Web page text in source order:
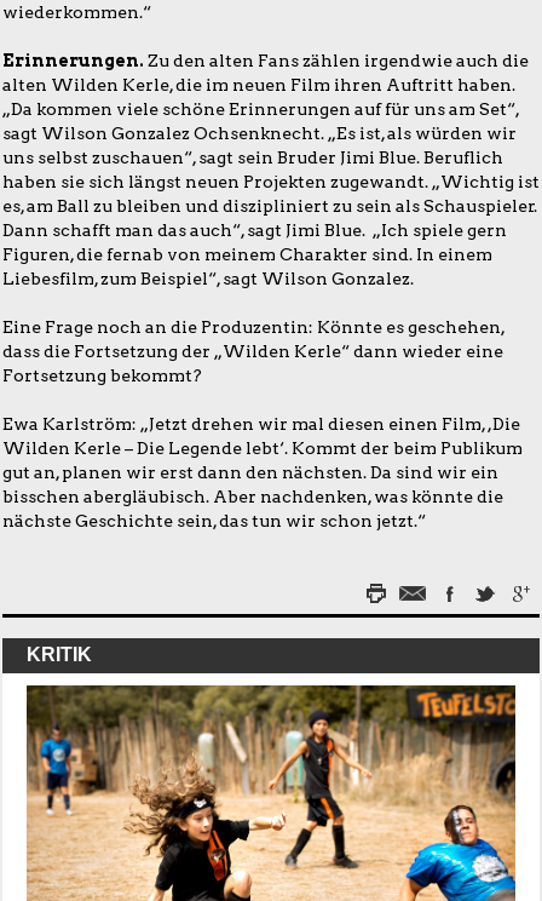
wiederkommen.“
Erinnerungen. Zu den alten Fans zählen irgendwie auch die
alten Wilden Kerle, die im neuen Film ihren Auftritt haben.
„Da kommen viele schöne Erinnerungen auf für uns am Set“,
sagt Wilson Gonzalez Ochsenknecht. „Es ist, als würden wir
uns selbst zuschauen“, sagt sein Bruder Jimi Blue. Beruflich
haben sie sich längst neuen Projekten zugewandt. „Wichtig ist
es, am Ball zu bleiben und diszipliniert zu sein als Schauspieler.
Dann schafft man das auch“, sagt Jimi Blue. „Ich spiele gern
Figuren, die fernab von meinem Charakter sind. In einem
Liebesfilm, zum Beispiel“, sagt Wilson Gonzalez.
Eine Frage noch an die Produzentin: Könnte es geschehen,
dass die Fortsetzung der „Wilden Kerle“ dann wieder eine
Fortsetzung bekommt?
Ewa Karlström: „Jetzt drehen wir mal diesen einen Film, ,Die
Wilden Kerle – Die Legende lebt‘. Kommt der beim Publikum
gut an, planen wir erst dann den nächsten. Da sind wir ein
bisschen abergläubisch. Aber nachdenken, was könnte die
nächste Geschichte sein, das tun wir schon jetzt.“
KRITIK